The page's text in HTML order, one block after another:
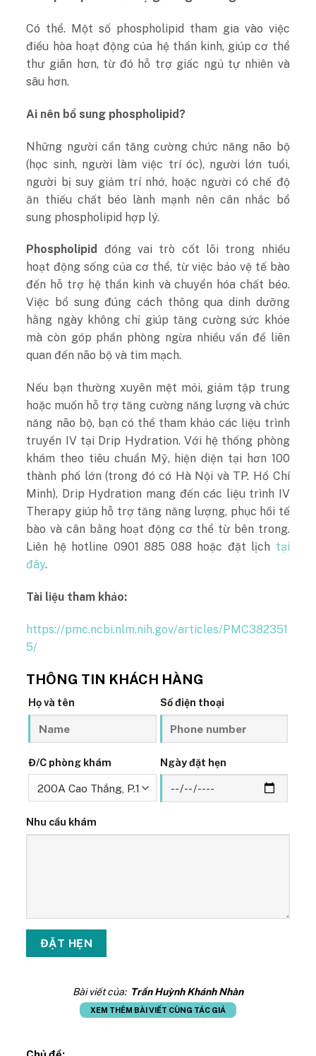
Có thể. Một số phospholipid tham gia vào việc
điều hòa hoạt động của hệ thần kinh, giúp cơ thể
thư giãn hơn, từ đó hỗ trợ giấc ngủ tự nhiên và
sâu hơn.
Ai nên bổ sung phospholipid?
Những người cần tăng cường chức năng não bộ
(học sinh, người làm việc trí óc), người lớn tuổi,
người bị suy giảm trí nhớ, hoặc người có chế độ
ăn thiếu chất béo lành mạnh nên cân nhắc bổ
sung phospholipid hợp lý.
Phospholipid
đóng vai trò cốt lõi trong nhiều
hoạt động sống của cơ thể, từ việc bảo vệ tế bào
đến hỗ trợ hệ thần kinh và chuyển hóa chất béo.
Việc bổ sung đúng cách thông qua dinh dưỡng
hằng ngày không chỉ giúp tăng cường sức khỏe
mà còn góp phần phòng ngừa nhiều vấn đề liên
quan đến não bộ và tim mạch.
Nếu bạn thường xuyên mệt mỏi, giảm tập trung
hoặc muốn hỗ trợ tăng cường năng lượng và chức
năng não bộ, bạn có thể tham khảo các liệu trình
truyền IV tại Drip Hydration. Với hệ thống phòng
khám theo tiêu chuẩn Mỹ, hiện diện tại hơn 100
thành phố lớn (trong đó có Hà Nội và TP. Hồ Chí
Minh), Drip Hydration mang đến các liệu trình IV
Therapy giúp hỗ trợ tăng năng lượng, phục hồi tế
bào và cân bằng hoạt động cơ thể từ bên trong.
Liên hệ hotline 0901 885 088 hoặc đặt lịch tại
đây.
Tài liệu tham khảo:
https://pmc.ncbi.nlm.nih.gov/articles/PMC382351
5/
THÔNG TIN KHÁCH HÀNG
Họ và tên Số điện thoại
Đ/C phòng khám Ngày đặt hẹn
Nhu cầu khám
Bài viết của: Trần Huỳnh Khánh Nhàn
XEM THÊM BÀI VIẾT CÙNG TÁC GIẢ